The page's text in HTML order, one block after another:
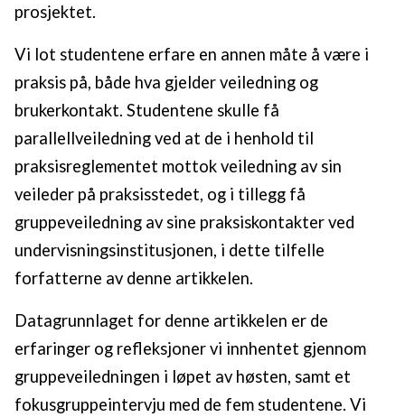
prosjektet.
Vi lot studentene erfare en annen måte å være i
praksis på, både hva gjelder veiledning og
brukerkontakt. Studentene skulle få
parallellveiledning ved at de i henhold til
praksisreglementet mottok veiledning av sin
veileder på praksisstedet, og i tillegg få
gruppeveiledning av sine praksiskontakter ved
undervisningsinstitusjonen, i dette tilfelle
forfatterne av denne artikkelen.
Datagrunnlaget for denne artikkelen er de
erfaringer og refleksjoner vi innhentet gjennom
gruppeveiledningen i løpet av høsten, samt et
fokusgruppeintervju med de fem studentene. Vi